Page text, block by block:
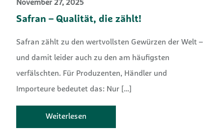
November 27, 2025
Safran – Qualität, die zählt!
Safran zählt zu den wertvollsten Gewürzen der Welt –
und damit leider auch zu den am häufigsten
verfälschten. Für Produzenten, Händler und
Importeure bedeutet das: Nur […]
Weiterlesen